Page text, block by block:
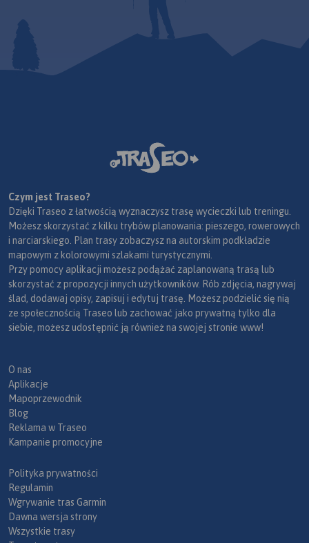
Czym jest Traseo?
Dzięki Traseo z łatwością wyznaczysz trasę wycieczki lub treningu.
Możesz skorzystać z kilku trybów planowania: pieszego, rowerowych
i narciarskiego. Plan trasy zobaczysz na autorskim podkładzie
mapowym z kolorowymi szlakami turystycznymi.
Przy pomocy aplikacji możesz podążać zaplanowaną trasą lub
skorzystać z propozycji innych użytkowników. Rób zdjęcia, nagrywaj
ślad, dodawaj opisy, zapisuj i edytuj trasę. Możesz podzielić się nią
ze społecznością Traseo lub zachować jako prywatną tylko dla
siebie, możesz udostępnić ją również na swojej stronie www!
O nas
Aplikacje
Mapoprzewodnik
Blog
Reklama w Traseo
Kampanie promocyjne
Polityka prywatności
Regulamin
Wgrywanie tras Garmin
Dawna wersja strony
Wszystkie trasy